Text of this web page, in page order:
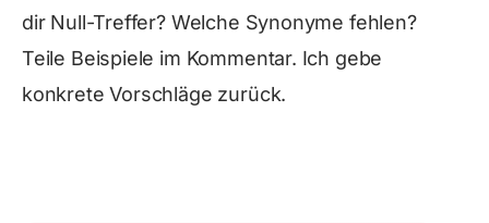
dir Null-Treffer? Welche Synonyme fehlen?
Teile Beispiele im Kommentar. Ich gebe
konkrete Vorschläge zurück.